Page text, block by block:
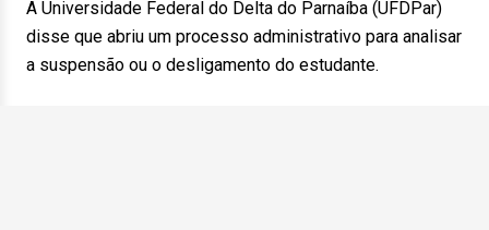
A Universidade Federal do Delta do Parnaíba (UFDPar)
disse que abriu um processo administrativo para analisar
a suspensão ou o desligamento do estudante.